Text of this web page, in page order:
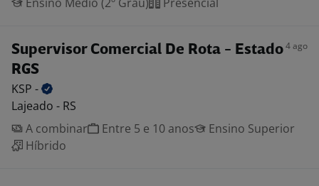
Supervisor Comercial De Rota - Estado
RGS
4 ago
KSP -
Lajeado - RS
A combinar
Entre 5 e 10 anos
Ensino Superior
Híbrido